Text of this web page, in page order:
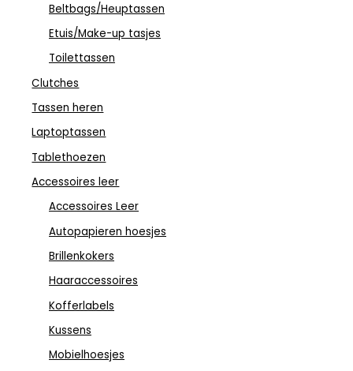
Beltbags/Heuptassen
Etuis/Make-up tasjes
Toilettassen
Clutches
Tassen heren
Laptoptassen
Tablethoezen
Accessoires leer
Accessoires Leer
Autopapieren hoesjes
Brillenkokers
Haaraccessoires
Kofferlabels
Kussens
Mobielhoesjes